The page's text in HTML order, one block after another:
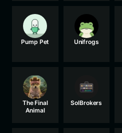
Pump Pet Unifrogs
The Final
Animal
SolBrokers